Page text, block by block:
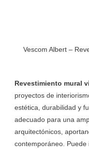
Vescom Albert –
Revestimiento mural
proyectos de
estética, durabilidad y
adecuado para una
arquitectónicos,
contemporáneo.